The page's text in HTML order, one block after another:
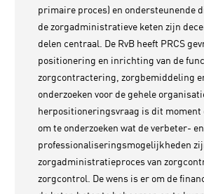
primaire proces) en ondersteunende
de zorgadministratieve keten zijn
delen centraal. De RvB heeft PRCS
positionering en inrichting van de
zorgcontractering, zorgbemiddeling
onderzoeken voor de gehele
herpositioneringsvraag is dit moment
om te onderzoeken wat de verbeter- en
professionaliseringsmogelijkheden
zorgadministratieproces van
zorgcontrol. De wens is er om de